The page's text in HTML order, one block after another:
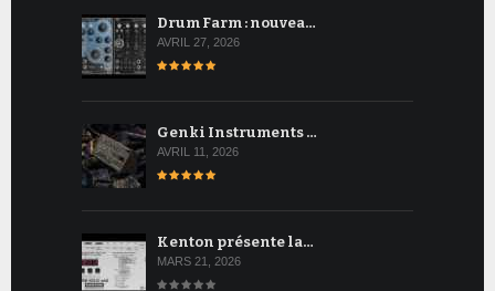
Drum Farm : nouvea…
AVRIL 27, 2026
Genki Instruments …
AVRIL 11, 2026
Kenton présente la…
MARS 21, 2026